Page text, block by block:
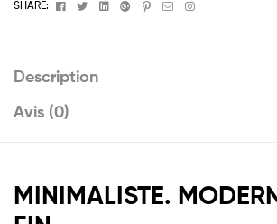
SHARE:
FacebookTwitterLinkedinGoogle+Pinterest
EmailInstagram
Description
Avis (0)
MINIMALISTE.